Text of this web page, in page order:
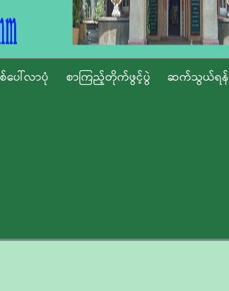
ေါ်လာပုံ စာကြည့်တိုက်ဖွင့်ပွဲ ဆက်သွယ်ရန်